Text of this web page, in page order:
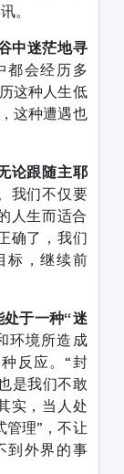
。
中迷茫地寻
都会经历多
这种人生低
这种遭遇也
论跟随主耶
我们不仅要
人生而适合
确了，我们
标，继续前
于一种“迷
环境所造成
反应。“封
是我们不敢
实，当人处
管理”，不让
到外界的事